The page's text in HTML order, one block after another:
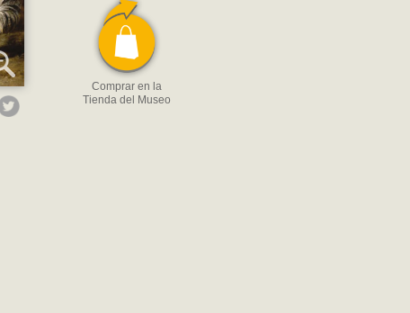
Comprar en la
Tienda del Museo